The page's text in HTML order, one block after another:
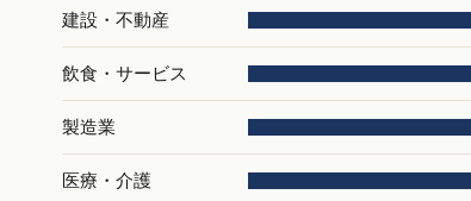
建設・不動産
飲食・サービス
製造業
医療・介護